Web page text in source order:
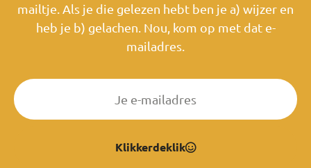
mailtje. Als je die gelezen hebt ben je a) wijzer en
heb je b) gelachen. Nou, kom op met dat e-
mailadres.
Klikkerdeklik